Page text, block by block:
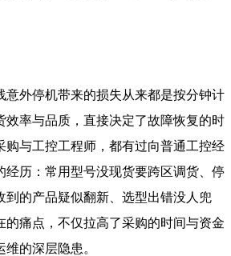
意外停机带来的损失从来都是按分钟计
效率与品质，直接决定了故障恢复的时
购与工控工程师，都有过向普通工控经
经历：常用型号没现货要跨区调货、停
到的产品疑似翻新、选型出错没人兜
的痛点，不仅拉高了采购的时间与资金
的深层隐患。